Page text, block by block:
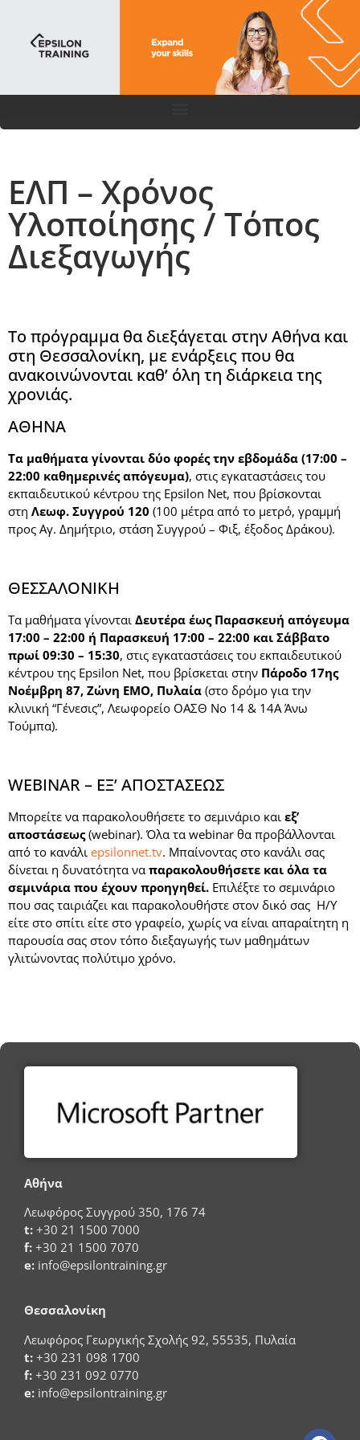
ΕΛΠ – Χρόνος
Υλοποίησης / Τόπος
Διεξαγωγής
Το πρόγραμμα θα διεξάγεται στην Αθήνα και
στη Θεσσαλονίκη, με ενάρξεις που θα
ανακοινώνονται καθ’ όλη τη διάρκεια της
χρονιάς.
ΑΘΗΝΑ
Τα μαθήματα γίνονται δύο φορές την εβδομάδα (17:00 –
22:00 καθημερινές απόγευμα), στις εγκαταστάσεις του
εκπαιδευτικού κέντρου της Epsilon Net, που βρίσκονται
στη Λεωφ. Συγγρού 120 (100 μέτρα από το μετρό, γραμμή
προς Aγ. Δημήτριο, στάση Συγγρού – Φιξ, έξοδος Δράκου).
ΘΕΣΣΑΛΟΝΙΚΗ
Τα μαθήματα γίνονται Δευτέρα έως Παρασκευή απόγευμα
17:00 – 22:00 ή Παρασκευή 17:00 – 22:00 και Σάββατο
πρωί 09:30 – 15:30, στις εγκαταστάσεις του εκπαιδευτικού
κέντρου της Epsilon Net, που βρίσκεται στην Πάροδο 17ης
Νοέμβρη 87, Ζώνη ΕΜΟ, Πυλαία (στο δρόμο για την
κλινική “Γένεσις”, Λεωφορείο ΟΑΣΘ Νο 14 & 14Α Άνω
Τούμπα).
WEBINAR – ΕΞ’ ΑΠΟΣΤΑΣΕΩΣ
Μπορείτε να παρακολουθήσετε το σεμινάριο και εξ’
αποστάσεως(webinar). Όλα τα webinar θα προβάλλονται
από το κανάλι epsilonnet.tv. Μπαίνοντας στο κανάλι σας
δίνεται η δυνατότητα να παρακολουθήσετε και όλα τα
σεμινάρια που έχουν προηγηθεί. Επιλέξτε το σεμινάριο
που σας ταιριάζει και παρακολουθήστε στον δικό σας Η/Υ
είτε στο σπίτι είτε στο γραφείο, χωρίς να είναι απαραίτητη η
παρουσία σας στον τόπο διεξαγωγής των μαθημάτων
γλιτώνοντας πολύτιμο χρόνο.
Αθήνα
Λεωφόρος Συγγρού 350, 176 74
t: +30 21 1500 7000
f: +30 21 1500 7070
e: info@epsilontraining.gr
Θεσσαλονίκη
Λεωφόρος Γεωργικής Σχολής 92, 55535, Πυλαία
t: +30 231 098 1700
f: +30 231 092 0770
e: info@epsilontraining.gr